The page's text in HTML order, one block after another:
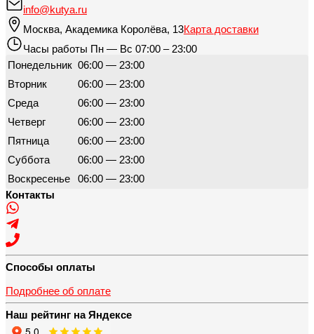
info@kutya.ru
Москва, Академика Королёва, 13Карта доставки
Часы работы Пн — Вс 07:00 – 23:00
Понедельник 06:00 — 23:00
Вторник
06:00 — 23:00
Среда
06:00 — 23:00
Четверг
06:00 — 23:00
Пятница
06:00 — 23:00
Суббота
06:00 — 23:00
Воскресенье
06:00 — 23:00
Контакты
Способы оплаты
Подробнее об оплате
Наш рейтинг на Яндексе